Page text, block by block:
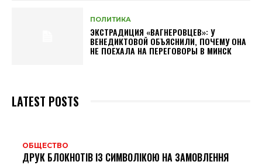
ПОЛИТИКА
ЭКСТРАДИЦИЯ «ВАГНЕРОВЦЕВ»: У
ВЕНЕДИКТОВОЙ ОБЪЯСНИЛИ, ПОЧЕМУ ОНА
НЕ ПОЕХАЛА НА ПЕРЕГОВОРЫ В МИНСК
LATEST POSTS
ОБЩЕСТВО
ДРУК БЛОКНОТІВ ІЗ СИМВОЛІКОЮ НА ЗАМОВЛЕННЯ